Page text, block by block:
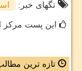
تگهای خبر:
این پست مرکز
تازه ترین